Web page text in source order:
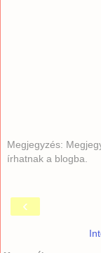
Megjegyzés:
írhatnak a blogba.
‹